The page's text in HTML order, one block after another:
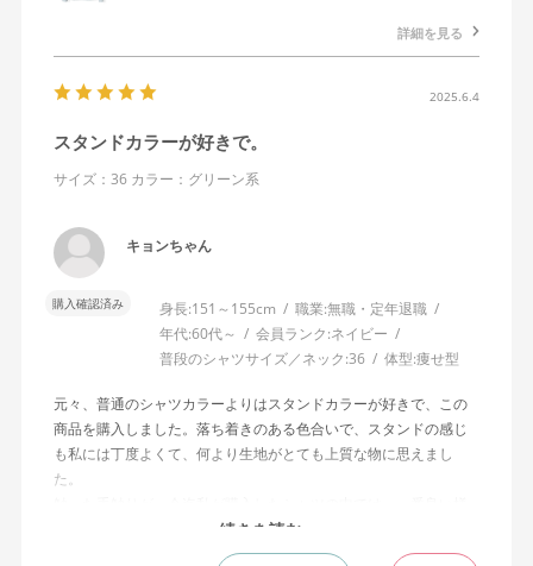
詳細を見る
2025.6.4
スタンドカラーが好きで。
サイズ：36 カラー：グリーン系
キョンちゃん
購入確認済み 身長:151～155cm 職業:無職・定年退職
年代:60代～ 会員ランク:ネイビー
普段のシャツサイズ／ネック:36 体型:痩せ型
元々、普通のシャツカラーよりはスタンドカラーが好きで、この
商品を購入しました。落ち着きのある色合いで、スタンドの感じ
も私には丁度よくて、何より生地がとても上質な物に思えまし
た。
に感じました。着る品物でこんなに
五感を刺激してくれたお品に出会ったのは始めてでした。
続きを読む